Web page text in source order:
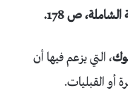
الشاملة، ص 178.
، التي يزعم فيها أن
أو القبليات.